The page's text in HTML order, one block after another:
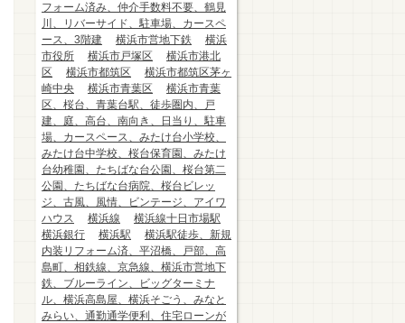
フォーム済み、仲介手数料不要、鶴見
川、リバーサイド、駐車場、カースペ
ース、3階建
横浜市営地下鉄
横浜
市役所
横浜市戸塚区
横浜市港北
区
横浜市都筑区
横浜市都筑区茅ヶ
崎中央
横浜市青葉区
横浜市青葉
区、桜台、青葉台駅、徒歩圏内、戸
建、庭、高台、南向き、日当り、駐車
場、カースペース、みたけ台小学校、
みたけ台中学校、桜台保育園、みたけ
台幼稚園、たちばな台公園、桜台第二
公園、たちばな台病院、桜台ビレッ
ジ、古風、風情、ビンテージ、アイワ
ハウス
横浜線
横浜線十日市場駅
横浜銀行
横浜駅
横浜駅徒歩、新規
内装リフォーム済、平沼橋、戸部、高
島町、相鉄線、京急線、横浜市営地下
鉄、ブルーライン、ビッグターミナ
ル、横浜高島屋、横浜そごう、みなと
みらい、通勤通学便利、住宅ローンが